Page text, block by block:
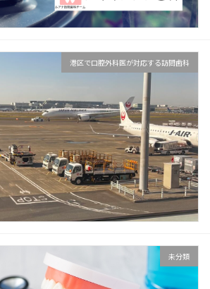
港区で口腔外科医が対応する訪問歯科
未分類